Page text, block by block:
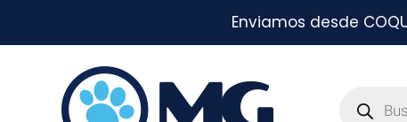
Enviamos desde